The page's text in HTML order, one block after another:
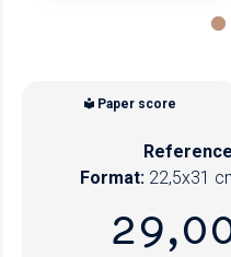
Paper score
Format: 22,5x31